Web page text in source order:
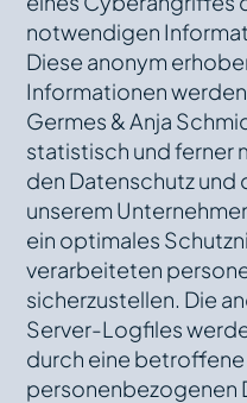
notwendigen
Diese anonym
Informationen
Germes & Anja
statistisch und ferner
den Datenschutz und
unserem
ein optimales
verarbeiteten
sicherzustellen. Die
Server-Logfiles
durch eine
personenbezogenen